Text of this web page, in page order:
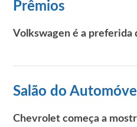
Prêmios
Volkswagen é a preferida
Salão do Automóvel
Chevrolet começa a